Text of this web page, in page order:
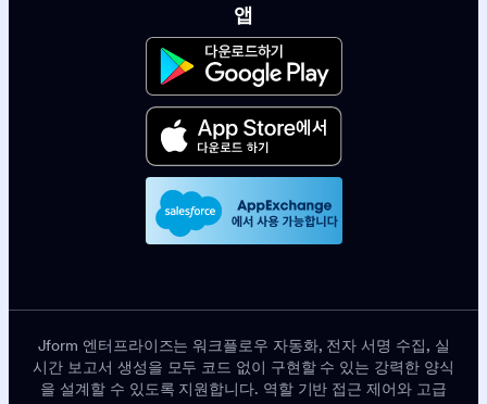
앱
Jform 엔터프라이즈는 워크플로우 자동화, 전자 서명 수집, 실
시간 보고서 생성을 모두 코드 없이 구현할 수 있는 강력한 양식
을 설계할 수 있도록 지원합니다. 역할 기반 접근 제어와 고급